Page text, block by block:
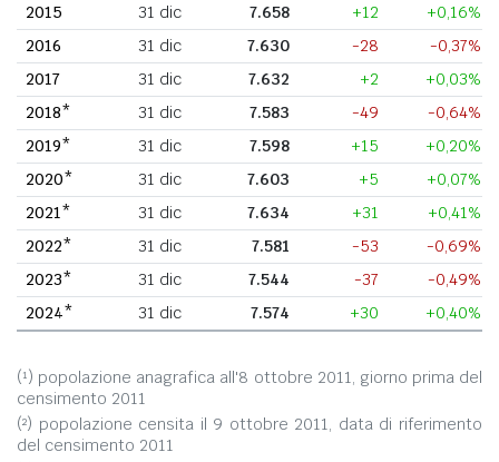
2015
31 dic 7.658 +12
+0,16%
2016
31 dic 7.630 -28
-0,37%
2017
31 dic 7.632 +2
+0,03%
2018*
31 dic 7.583 -49
-0,64%
2019*
31 dic 7.598 +15 +0,20%
2020*
31 dic 7.603 +5
+0,07%
2021*
31 dic 7.634 +31
+0,41%
2022*
31 dic 7.581 -53
-0,69%
2023*
31 dic 7.544 -37
-0,49%
2024*
31 dic 7.574 +30 +0,40%
(¹) popolazione anagrafica all'8 ottobre 2011, giorno prima del
censimento 2011
(²) popolazione censita il 9 ottobre 2011, data di riferimento
del censimento 2011